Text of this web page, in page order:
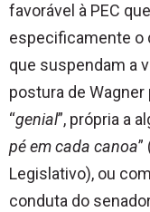
favorável à PEC
especificamente o
que suspendam a
postura de
“genial”, própria a
pé em cada canoa”
Legislativo), ou
conduta do